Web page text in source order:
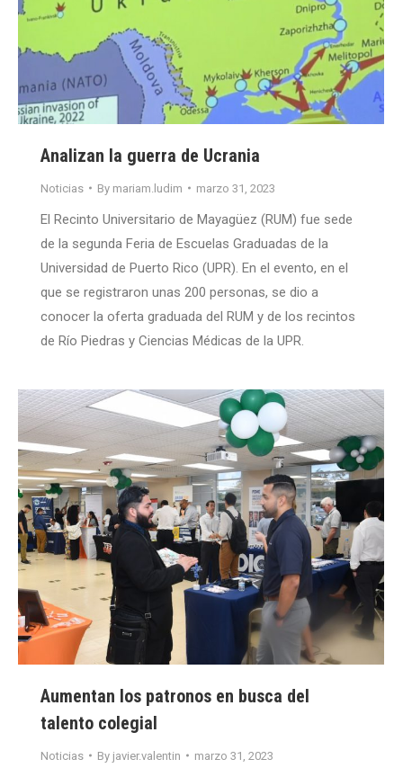
Analizan la guerra de Ucrania
Noticias By mariam.ludim marzo 31, 2023
El Recinto Universitario de Mayagüez (RUM) fue sede
de la segunda Feria de Escuelas Graduadas de la
Universidad de Puerto Rico (UPR). En el evento, en el
que se registraron unas 200 personas, se dio a
conocer la oferta graduada del RUM y de los recintos
de Río Piedras y Ciencias Médicas de la UPR.
Aumentan los patronos en busca del
talento colegial
Noticias By javier.valentin marzo 31, 2023